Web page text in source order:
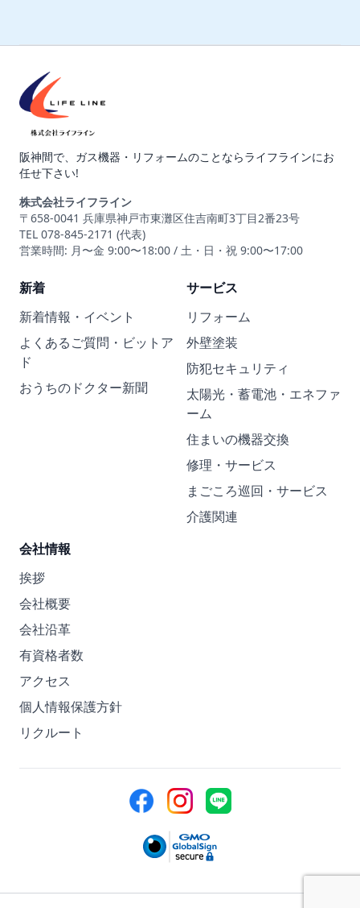
阪神間で、ガス機器・リフォームのことならライフラインにお
任せ下さい!
株式会社ライフライン
〒658-0041 兵庫県神戸市東灘区住吉南町3丁目2番23号
TEL 078-845-2171 (代表)
営業時間: 月〜金 9:00〜18:00 / 土・日・祝 9:00〜17:00
新着
新着情報・イベント
よくあるご質問・ビットア
ド
おうちのドクター新聞
サービス
リフォーム
外壁塗装
防犯セキュリティ
太陽光・蓄電池・エネファ
ーム
住まいの機器交換
修理・サービス
まごころ巡回・サービス
介護関連
会社情報
挨拶
会社概要
会社沿革
有資格者数
アクセス
個人情報保護方針
リクルート